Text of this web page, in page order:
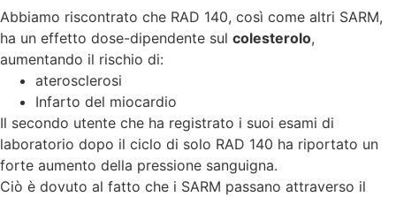
Abbiamo riscontrato che RAD 140, così come altri SARM,
ha un effetto dose-dipendente sul colesterolo,
aumentando il rischio di:
aterosclerosi
Infarto del miocardio
Il secondo utente che ha registrato i suoi esami di
laboratorio dopo il ciclo di solo RAD 140 ha riportato un
forte aumento della pressione sanguigna.
Ciò è dovuto al fatto che i SARM passano attraverso il